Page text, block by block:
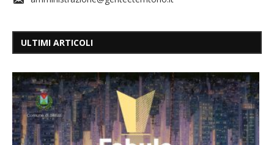
ULTIMI ARTICOLI